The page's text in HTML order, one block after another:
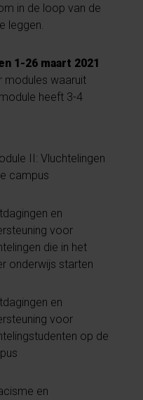
in de loop van de
leggen.
1-26 maart 2021
modules waaruit
heeft 3-4
II: Vluchtelingen
campus
en
voor
die in het
onderwijs starten
en
voor
op de
en